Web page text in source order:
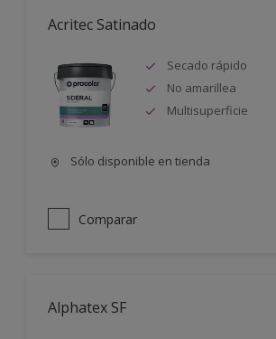
Acritec Satinado
Secado rápido
No amarillea
Multisuperficie
Sólo disponible en tienda
Comparar
Alphatex SF